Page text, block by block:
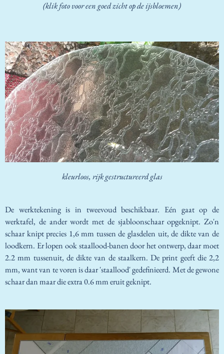
(klik foto voor een goed zicht op de ijsbloemen)
kleurloos, rijk gestructureerd glas
De werktekening is in tweevoud beschikbaar. Eén gaat op de
werktafel, de ander wordt met de sjabloonschaar opgeknipt. Zo'n
schaar knipt precies 1,6 mm tussen de glasdelen uit, de dikte van de
loodkern. Er lopen ook staallood-banen door het ontwerp, daar moet
2.2 mm tussenuit, de dikte van de staalkern. De print geeft die 2,2
mm, want van te voren is daar 'staallood' gedefinieerd. Met de gewone
schaar dan maar die extra 0.6 mm eruit geknipt.